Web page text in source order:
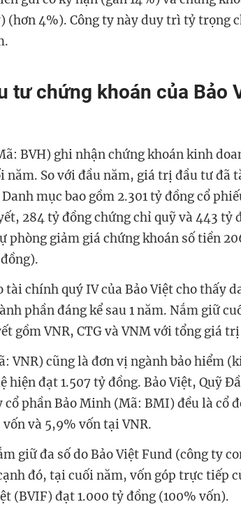
(hơn 4%). Công ty này duy trì tỷ trọng
tư chứng khoán của Bảo
BVH) ghi nhận chứng khoán kinh
năm. So với đầu năm, giá trị đầu tư đã
mục bao gồm 2.301 tỷ đồng cổ
284 tỷ đồng chứng chỉ quỹ và 443 tỷ
phòng giảm giá chứng khoán số tiền
tài chính quý IV của Bảo Việt cho thấy
phần đáng kể sau 1 năm. Nắm giữ
gồm VNR, CTG và VNM với tổng giá
VNR) cũng là đơn vị ngành bảo hiểm
hiện đạt 1.507 tỷ đồng. Bảo Việt, Quỹ
cổ phần Bảo Minh (Mã: BMI) đều là cổ
và 5,9% vốn tại VNR.
giữ đa số do Bảo Việt Fund (công ty
đó, tại cuối năm, vốn góp trực tiếp
(BVIF) đạt 1.000 tỷ đồng (100% vốn).